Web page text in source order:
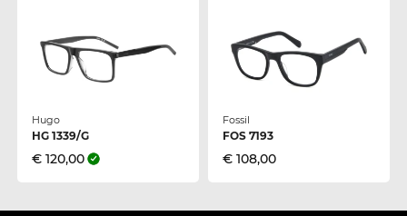
Hugo
HG 1339/G
€ 120,00
Fossil
FOS 7193
€ 108,00